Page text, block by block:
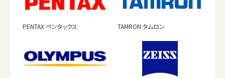
PENTAX ペンタックス TAMRON タムロン